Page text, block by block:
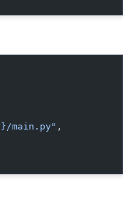
main.py" ,